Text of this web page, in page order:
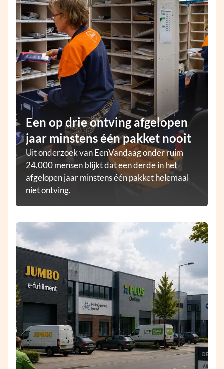
Een op drie ontving afgelopen
jaar minstens één pakket nooit
Uit onderzoek van EenVandaag onder ruim
24.000 mensen blijkt dat een derde in het
afgelopen jaar minstens één pakket helemaal
niet ontving.